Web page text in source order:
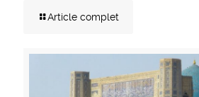
Article complet